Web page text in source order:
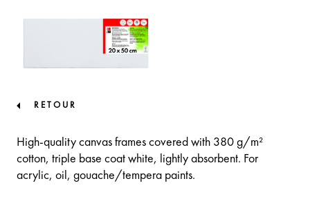
RETOUR
High-quality canvas frames covered with 380 g/m²
cotton, triple base coat white, lightly absorbent. For
acrylic, oil, gouache/tempera paints.